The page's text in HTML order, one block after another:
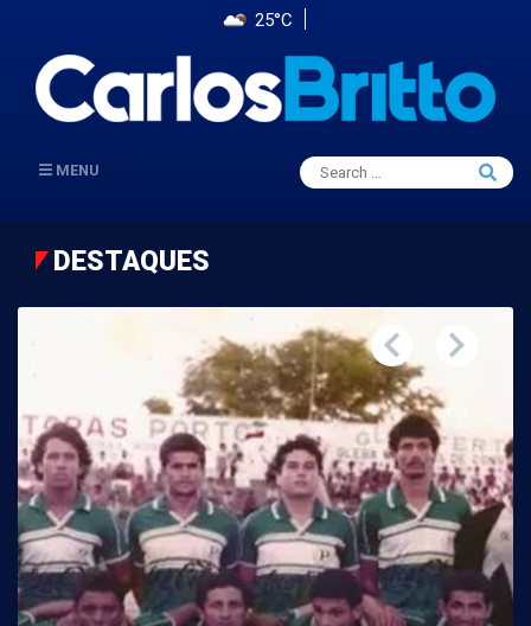
25°C
MENU
Search
for:
Search
DESTAQUES